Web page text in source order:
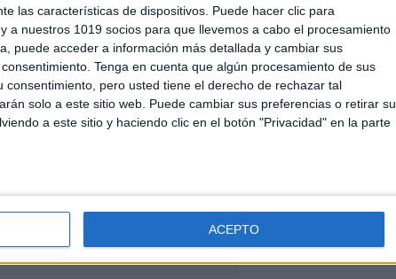
las características de dispositivos. Puede hacer clic para
a nuestros 1019 socios para que llevemos a cabo el procesamiento
puede acceder a información más detallada y cambiar sus
Tenga en cuenta que algún procesamiento de sus
pero usted tiene el derecho de rechazar tal
solo a este sitio web. Puede cambiar sus preferencias o retirar su
a este sitio y haciendo clic en el botón "Privacidad" en la parte
ACEPTO
Orientado a Proyectos AOP
Académico e Innovación